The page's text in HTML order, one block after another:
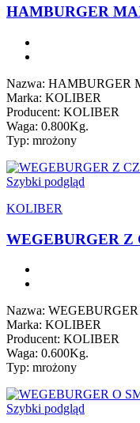
HAMBURGER
Nazwa: HAMBURGER
Marka: KOLIBER
Producent: KOLIBER
Waga: 0.800Kg.
Typ: mrożony
Szybki podgląd
KOLIBER
WEGEBURGER Z
Nazwa:
Marka: KOLIBER
Producent: KOLIBER
Waga: 0.600Kg.
Typ: mrożony
Szybki podgląd